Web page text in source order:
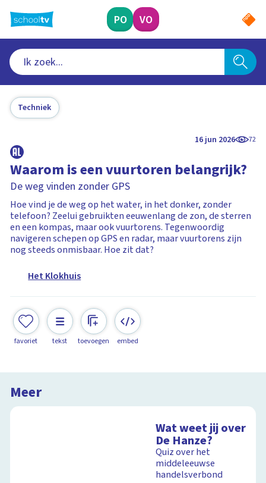
naar
hoofdinhoud
PO VO
Techniek
16 jun 2026 72
Waarom is een vuurtoren belangrijk?
De weg vinden zonder GPS
Hoe vind je de weg op het water, in het donker, zonder
telefoon? Zeelui gebruikten eeuwenlang de zon, de sterren
en een kompas, maar ook vuurtorens. Tegenwoordig
navigeren schepen op GPS en radar, maar vuurtorens zijn
nog steeds onmisbaar. Hoe zit dat?
Het Klokhuis
favoriet tekst toevoegen embed
Meer
Wat weet jij over
De Hanze?
Quiz over het
middeleeuwse
handelsverbond